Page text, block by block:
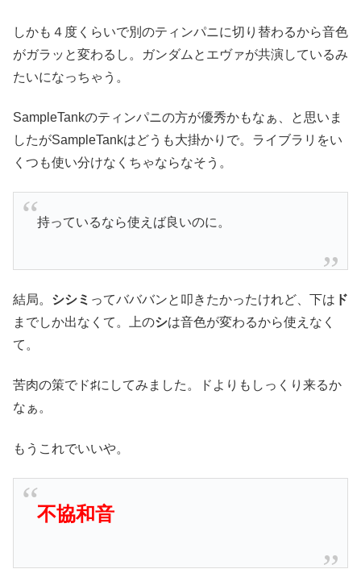
しかも４度くらいで別のティンパニに切り替わるから音色
がガラッと変わるし。ガンダムとエヴァが共演しているみ
たいになっちゃう。
SampleTankのティンパニの方が優秀かもなぁ、と思いま
したがSampleTankはどうも大掛かりで。ライブラリをい
くつも使い分けなくちゃならなそう。
持っているなら使えば良いのに。
結局。 シシミ ってバババンと叩きたかったけれど、下は ド
までしか出なくて。上のシは音色が変わるから使えなく
て。
苦肉の策でド♯にしてみました。ドよりもしっくり来るか
なぁ。
もうこれでいいや。
不協和音